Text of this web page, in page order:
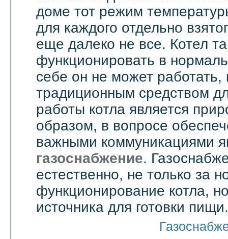
доме тот режим
для каждого отдельно
еще далеко не все. Котел
функционировать в
себе он не может
традиционным средством
работы котла является
образом, в вопросе
важными коммуникациями
газоснабжение.
естественно, не только за
функционирование котла,
источника для готовки пищи.